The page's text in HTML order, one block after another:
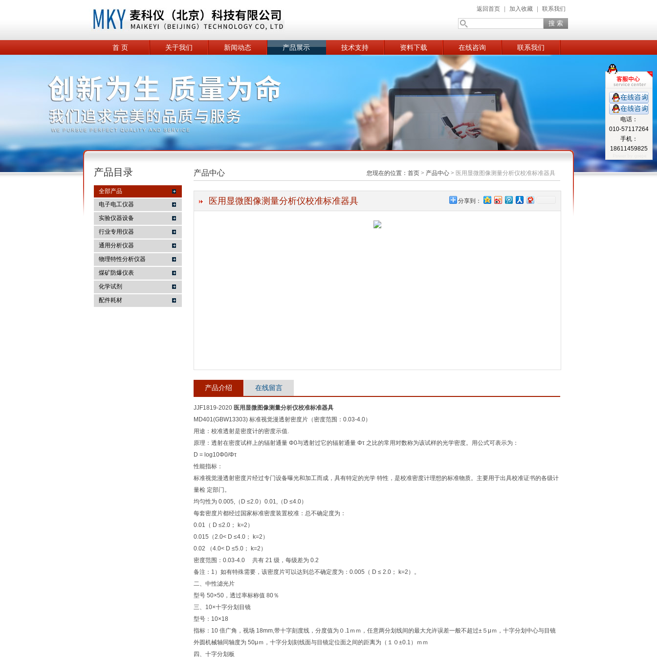
麦科仪（北京）科技有限公司
返回首页 加入收藏 联系我们
首 页 关于我们 新闻动态 产品展示 技术支持 资料下载 在线咨询 联系我们
产品目录
全部产品
电子电工仪器
实验仪器设备
行业专用仪器
通用分析仪器
物理特性分析仪器
煤矿防爆仪表
化学试剂
配件耗材
产品中心 您现在的位置： 首页 > 产品中心 > 医用显微图像测量分析仪校准标准器具
医用显微图像测量分析仪校准标准器具 分享到：
产品介绍 在线留言
JJF1819-2020 医用显微图像测量分析仪校准标准器具
MD401(GBW13303) 标准视觉漫透射密度片（密度范围：0.03-4.0）
用途：校准透射是密度计的密度示值.
原理：透射在密度试样上的辐射通量 Φ0与透射过它的辐射通量 Φτ 之比的常用对数称为该试样的光学密度。用公式可表示为：
D = log10Φ0/Φτ
性能指标：
标准视觉漫透射密度片经过专门设备曝光和加工而成，具有特定的光学 特性，是校准密度计理想的标准物质。主要用于出具校准证书的各级计
量检 定部门。
均匀性为 0.005,（D ≤2.0）0.01,（D ≤4.0）
每套密度片都经过国家标准密度装置校准：总不确定度为：
0.01（ D ≤2.0； k=2）
0.015（2.0< D ≤4.0； k=2）
0.02 （4.0< D ≤5.0； k=2）
密度范围：0.03-4.0 共有 21 级，每级差为 0.2
备注：1）如有特殊需要，该密度片可以达到总不确定度为：0.005（ D ≤ 2.0； k=2）。
二、中性滤光片
型号 50×50，透过率标称值 80％
三、10×十字分划目镜
型号：10×18
指标：10 倍广角，视场 18mm,带十字刻度线，分度值为０.1ｍｍ，任意两分划线间的最大允许误差一般不超过±５μｍ，十字分划中心与目镜
外圆机械轴同轴度为 50μｍ，十字分划刻线面与目镜定位面之间的距离为（１０±0.1）ｍｍ
四、十字分划板
电话：
010-57117264
手机：
18611459825